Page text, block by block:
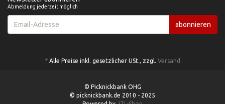
Abmeldung jederzeit möglich
Email-
Adresse
abonnieren
* Alle Preise inkl. gesetzlicher USt., zzgl. Versand
© Picknickbank OHG
© picknickbank.de 2010 - 2025